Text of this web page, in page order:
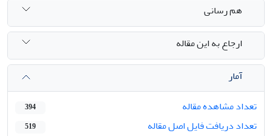
هم رسانی
ارجاع به این مقاله
آمار
تعداد مشاهده مقاله
394
تعداد دریافت فایل اصل مقاله 519